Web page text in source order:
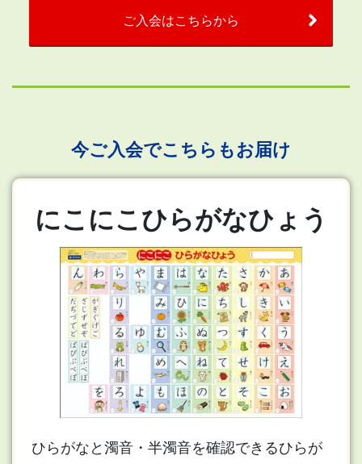
ご入会はこちらから
今ご入会でこちらもお届け
にこにこひらがなひょう
ひらがなと濁音・半濁音を確認できるひらが